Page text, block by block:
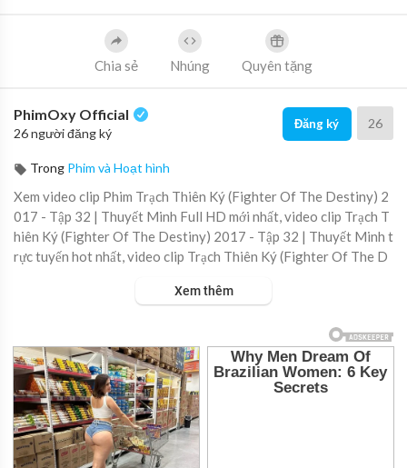
Chia sẻ Nhúng Quyên tặng
PhimOxy Official
26 người đăng ký
Đăng ký 26
Trong Phim và Hoạt hình
Xem video clip Phim Trạch Thiên Ký (Fighter Of The Destiny) 2
017 - Tập 32 | Thuyết Minh Full HD mới nhất, video clip Trạch T
hiên Ký (Fighter Of The Destiny) 2017 - Tập 32 | Thuyết Minh t
rực tuyến hot nhất, video clip Trạch Thiên Ký (Fighter Of The D
Xem thêm